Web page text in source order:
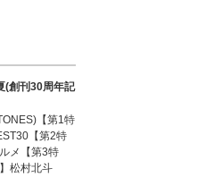
(創刊30周年記
【第1特
【第2特
メ【第3特
松村北斗